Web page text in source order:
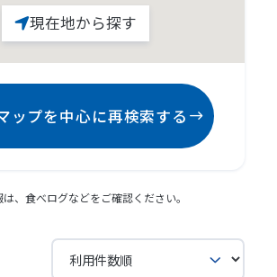
現在地から探す
ップを中心に再検索する
、食べログなどをご確認ください。